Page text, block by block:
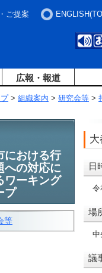
ご提案
広報・報道
> 組織案内 > 研究会等 >
大
日
令
場
議
における行
への対応に
ワーキング
プ
等